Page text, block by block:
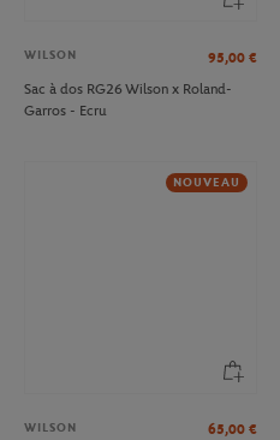
WILSON 95,00 €
Sac à dos RG26 Wilson x Roland-
Garros - Ecru
NOUVEAU
WILSON 65,00 €